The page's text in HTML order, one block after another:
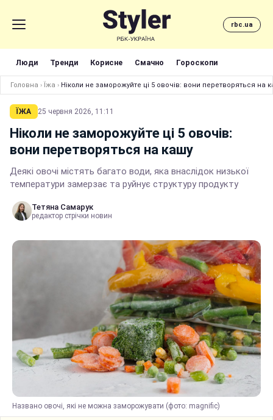
rbc.ua
Люди Тренди Корисне Смачно Гороскопи
Головна › Їжа › Ніколи не заморожуйте ці 5 овочів: вони перетворяться на
ЇЖА 25 червня 2026, 11:11
Ніколи не заморожуйте ці 5 овочів:
вони перетворяться на кашу
Деякі овочі містять багато води, яка внаслідок низької
температури замерзає та руйнує структуру продукту
Тетяна Самарук
редактор стрічки новин
Названо овочі, які не можна заморожувати (фото: magnific)